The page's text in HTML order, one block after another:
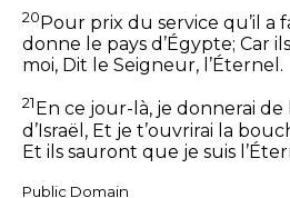
20 Pour prix du service qu’il a
donne le pays d’Égypte; Car
moi, Dit le Seigneur, l’Éternel.
21 En ce jour-là, je donnerai de
d’Israël, Et je t’ouvrirai la
Et ils sauront que je suis
Public Domain